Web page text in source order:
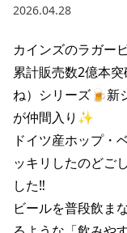
2026.04.28
カインズのラガー
累計販売数2億本
ね）シリーズ🍺新
が仲間入り✨
ドイツ産ホップ・
ッキリしたのどご
した‼️
ビールを普段飲ま